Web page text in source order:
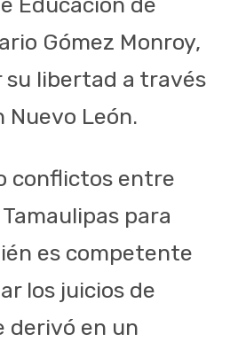
Educación de
Gómez Monroy,
su libertad a través
Nuevo León.
conflictos entre
para
es competente
los juicios de
derivó en un